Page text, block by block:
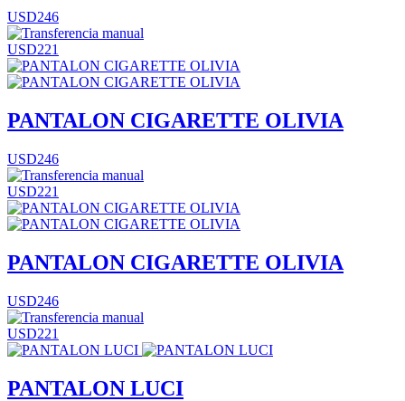
USD246
USD221
PANTALON CIGARETTE OLIVIA
USD246
USD221
PANTALON CIGARETTE OLIVIA
USD246
USD221
PANTALON LUCI